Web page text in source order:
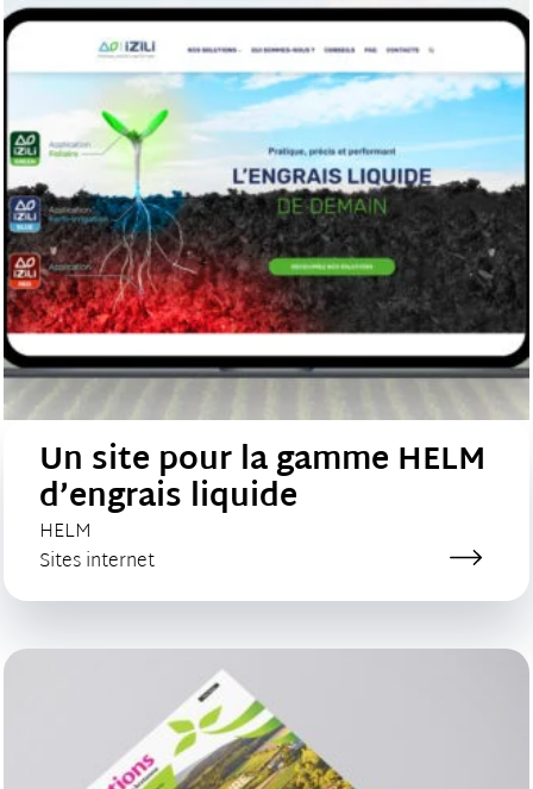
Un site pour la gamme HELM
d’engrais liquide
CLIENT :
HELM
Catégorie de création :
Sites internet